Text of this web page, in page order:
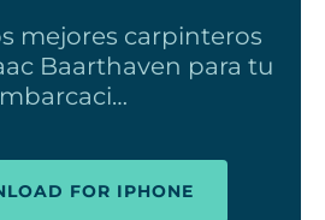
mejores carpinteros
Baarthaven para tu
FOR IPHONE